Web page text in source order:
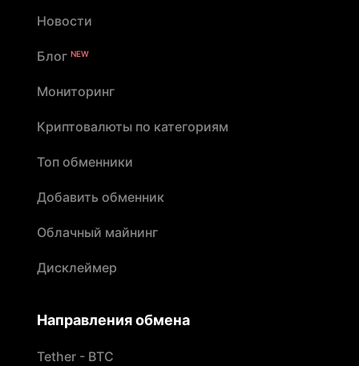
Новости
Блог NEW
Мониторинг
Криптовалюты по категориям
Топ обменники
Добавить обменник
Облачный майнинг
Дисклеймер
Направления обмена
Tether - BTC